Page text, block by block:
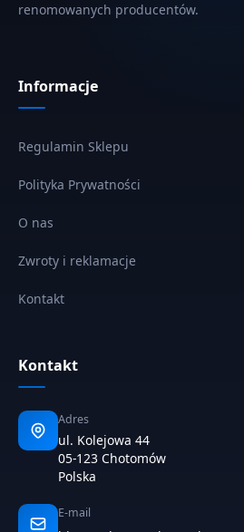
renomowanych producentów.
Informacje
Regulamin Sklepu
Polityka Prywatności
O nas
Zwroty i reklamacje
Kontakt
Kontakt
Adres
ul. Kolejowa 44
05-123 Chotomów
Polska
E-mail